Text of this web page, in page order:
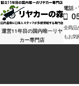
運営11年目の国内唯一リヤ
カー専門店
電話
全商品
もお